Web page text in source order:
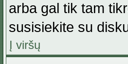
arba gal tik tam
susisiekite su
Į viršų